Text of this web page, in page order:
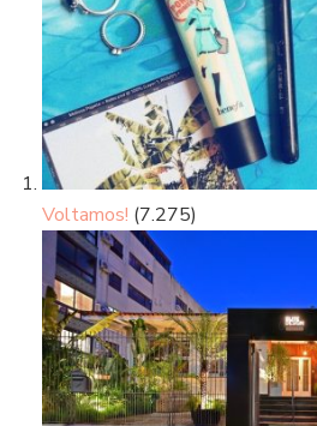
Voltamos! (7.275)